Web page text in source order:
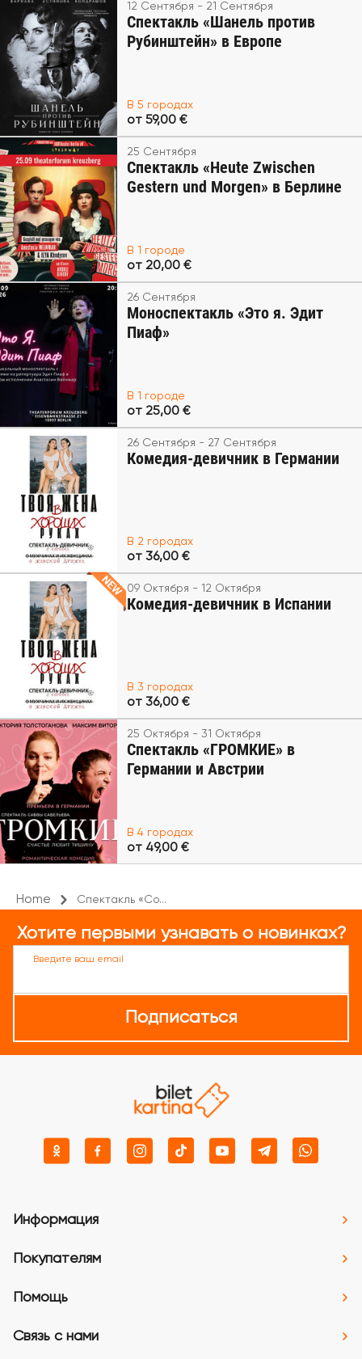
12 Сентября - 21 Сентября
Спектакль «Шанель против
Рубинштейн» в Европе
В 5 городах
от 59,00 €
25 Сентября
Спектакль «Heute Zwischen
Gestern und Morgen» в Берлине
В 1 городе
от 20,00 €
26 Сентября
Моноспектакль «Это я. Эдит
Пиаф»
В 1 городе
от 25,00 €
26 Сентября - 27 Сентября
Комедия-девичник в Германии
В 2 городах
от 36,00 €
09 Октября - 12 Октября
Комедия-девичник в Испании
В 3 городах
от 36,00 €
25 Октября - 31 Октября
Спектакль «ГРОМКИЕ» в
Германии и Австрии
В 4 городах
от 49,00 €
Home Спектакль «Со...
Хотите первыми узнавать о новинках?
Введите ваш email
Подписаться
Информация
Покупателям
Помощь
Связь с нами